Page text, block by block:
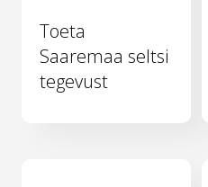
Toeta
Saaremaa seltsi
tegevust